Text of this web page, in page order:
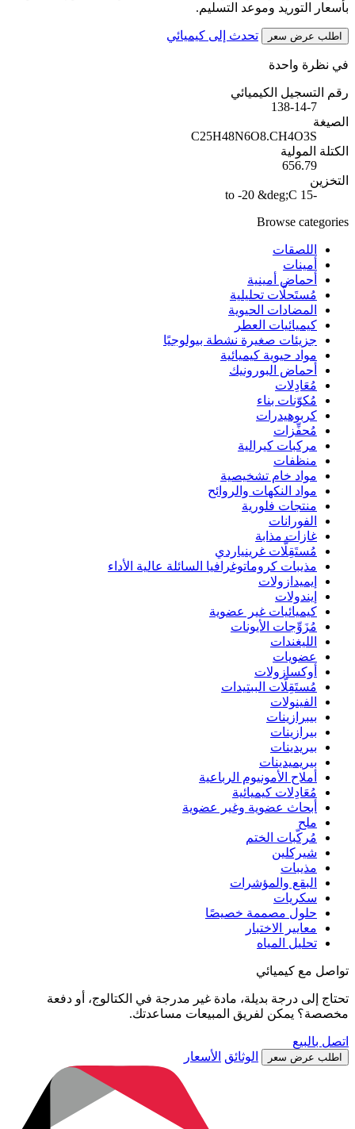
بأسعار التوريد وموعد التسليم.
اطلب عرض سعر تحدث إلى كيميائي
في نظرة واحدة
رقم التسجيل الكيميائي
138-14-7
الصيغة
C25H48N6O8.CH4O3S
الكتلة المولية
656.79
التخزين
-15 to -20 &deg;C
Browse categories
اللصقات
أمينات
أحماض أمينية
مُستَحلَّات تحليلية
المضادات الحيوية
كيميائيات العطر
جزيئات صغيرة نشطة بيولوجيًا
مواد حيوية كيميائية
أحماض البورونيك
مُعَادِلات
مُكوّنات بناء
كربوهيدرات
مُحفِّزات
مركبات كيرالية
منظفات
مواد خام تشخيصية
مواد النكهات والروائح
منتجات فلورية
الفورانات
غازات مذابة
مُستَقِلَّات غرينياردي
مذيبات كروماتوغرافيا السائلة عالية الأداء
إيميدازولات
إيندولات
كيميائيات غير عضوية
مُزَوِّجات الأيونات
الليغندات
عضويات
أوكسازولات
مُستَقِلَّات الببتيدات
الفينولات
بيبرازينات
بيرازينات
بيريدينات
بيريميدينات
أملاح الأمونيوم الرباعية
مُعَادِلات كيميائية
أبحاث عضوية وغير عضوية
ملح
مُركّبات الختم
شيركلين
مذيبات
البقع والمؤشرات
سكريات
حلول مصممة خصيصًا
معايير الاختبار
تحليل المياه
تواصل مع كيميائي
تحتاج إلى درجة بديلة، مادة غير مدرجة في الكتالوج، أو دفعة
مخصصة؟ يمكن لفريق المبيعات مساعدتك.
اتصل بالبيع
اطلب عرض سعر الوثائق الأسعار